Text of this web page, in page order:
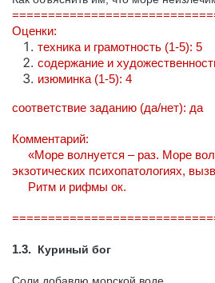
Оценки:
техника и грамотность (1-5): 5
содержание и
изюминка (1-5): 4
соответствие заданию (да/нет): да
Комментарий:
«Море волнуется – раз. Море
экзотических психопатологиях,
Ритм и рифмы ок.
1.3. Куриный бог